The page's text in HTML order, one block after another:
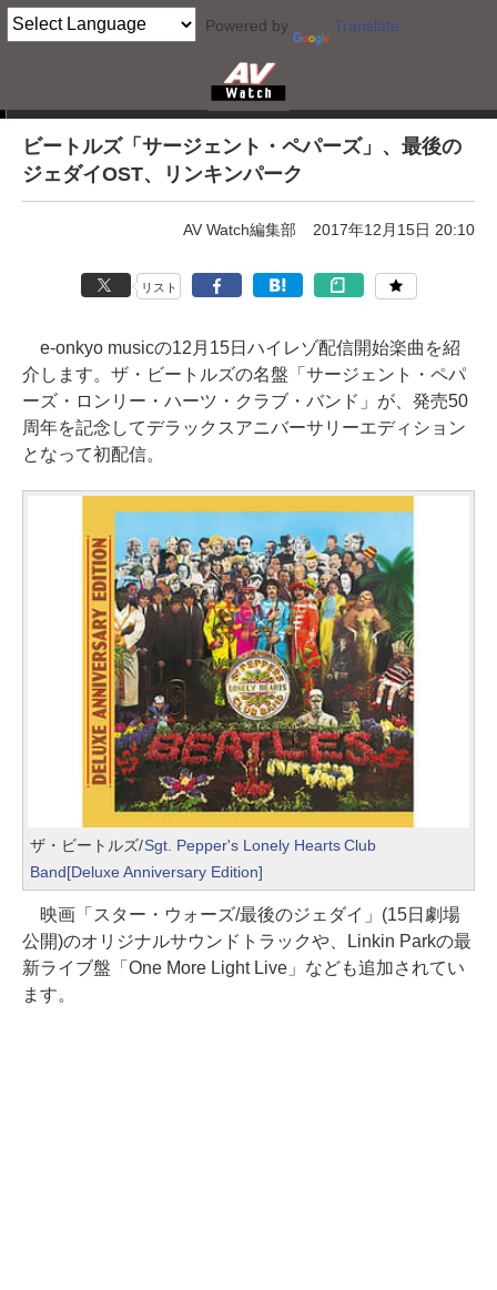
Powered by Translate
e-onkyo musicハイレゾ配信情報
ビートルズ「サージェント・ペパーズ」、最後の
ジェダイOST、リンキンパーク
AV Watch編集部 2017年12月15日 20:10
リスト
e-onkyo musicの12月15日ハイレゾ配信開始楽曲を紹
介します。ザ・ビートルズの名盤「サージェント・ペパ
ーズ・ロンリー・ハーツ・クラブ・バンド」が、発売50
周年を記念してデラックスアニバーサリーエディション
となって初配信。
ザ・ビートルズ/Sgt. Pepper's Lonely Hearts Club
Band[Deluxe Anniversary Edition]
映画「スター・ウォーズ/最後のジェダイ」(15日劇場
公開)のオリジナルサウンドトラックや、Linkin Parkの最
新ライブ盤「One More Light Live」なども追加されてい
ます。